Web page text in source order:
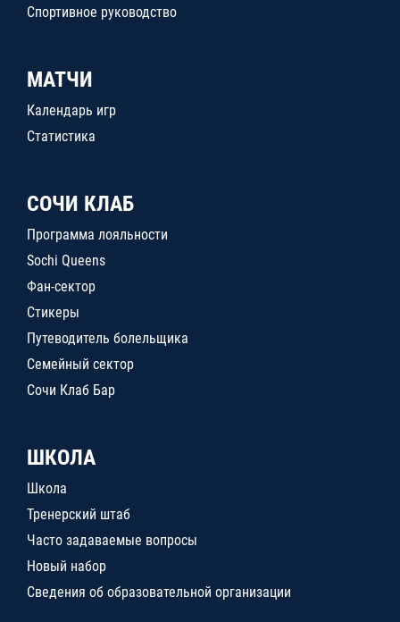
Спортивное руководство
МАТЧИ
Календарь игр
Статистика
СОЧИ КЛАБ
Программа лояльности
Sochi Queens
Фан-сектор
Стикеры
Путеводитель болельщика
Семейный сектор
Сочи Клаб Бар
ШКОЛА
Школа
Тренерский штаб
Часто задаваемые вопросы
Новый набор
Сведения об образовательной организации